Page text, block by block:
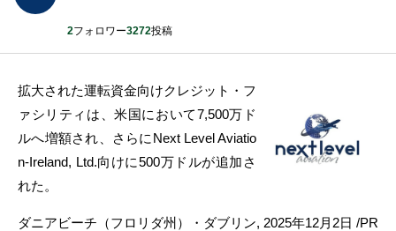
2フォロワー3272投稿
拡大された運転資金向けクレジット・フ
ァシリティは、米国において7,500万ド
ルへ増額され、さらにNext Level Aviatio
n-Ireland, Ltd.向けに500万ドルが追加さ
れた。
ダニアビーチ（フロリダ州）・ダブリン, 2025年12月2日 /PR